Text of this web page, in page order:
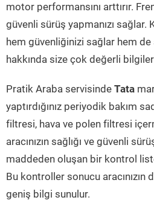
motor performansını arttırır.
güvenli sürüş yapmanızı sağlar.
hem güvenliğinizi sağlar hem de
hakkında size çok değerli
Pratik Araba servisinde Tata
yaptırdığınız periyodik bakım
filtresi, hava ve polen filtresi
aracınızın sağlığı ve güvenli
maddeden oluşan bir kontrol
Bu kontroller sonucu aracınızın
geniş bilgi sunulur.